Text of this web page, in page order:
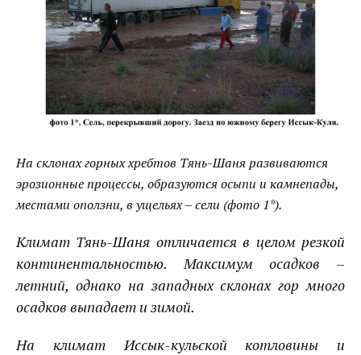
На склонах горных хребтов Тянь-Шаня развиваются
эрозионные процессы, образуются осыпи и камнепады,
местами оползни, в ущельях – сели (фото 1*).
Климат Тянь-Шаня отличается в целом резкой
континентальностью. Максимум осадков –
летний, однако на западных склонах гор много
осадков выпадает и зимой.
На климатИссык-кульской котловины и